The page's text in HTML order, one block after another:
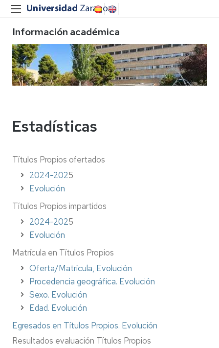
Información académica
Estadísticas
Títulos Propios ofertados
2024-2025
Evolución
Títulos Propios impartidos
2024-2025
Evolución
Matrícula en Títulos Propios
Oferta/Matrícula, Evolución
Procedencia geográfica. Evolución
Sexo. Evolución
Edad. Evolución
Egresados en Títulos Propios. Evolución
Resultados evaluación Títulos Propios